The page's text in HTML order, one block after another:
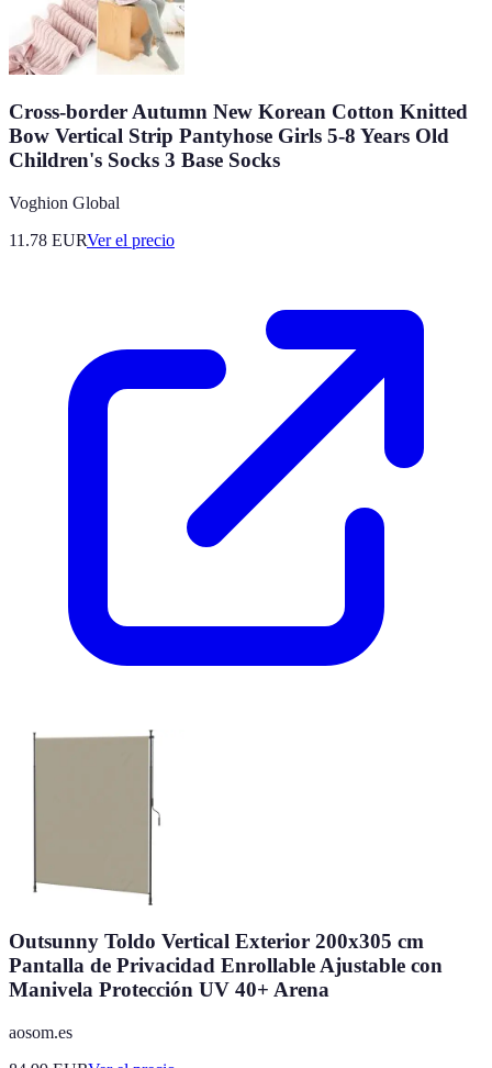
Cross-border Autumn New Korean Cotton Knitted
Bow Vertical Strip Pantyhose Girls 5-8 Years Old
Children's Socks 3 Base Socks
Voghion Global
11.78 EURVer el precio
Outsunny Toldo Vertical Exterior 200x305 cm
Pantalla de Privacidad Enrollable Ajustable con
Manivela Protección UV 40+ Arena
aosom.es